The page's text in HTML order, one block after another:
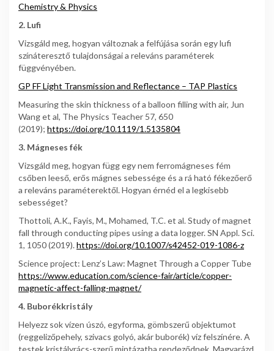
Chemistry & Physics
2. Lufi
Vizsgáld meg, hogyan változnak a felfújása során egy lufi
színáteresztő tulajdonságai a releváns paraméterek
függvényében.
GP FF Light Transmission and Reflectance – TAP Plastics
Measuring the skin thickness of a balloon filling with air, Jun
Wang et al, The Physics Teacher 57, 650
(2019); https://doi.org/10.1119/1.5135804
3. Mágneses fék
Vizsgáld meg, hogyan függ egy nem ferromágneses fém
csőben leeső, erős mágnes sebessége és a rá ható fékezőerő
a releváns paraméterektől. Hogyan érnéd el a legkisebb
sebességet?
Thottoli, A.K., Fayis, M., Mohamed, T.C. et al. Study of magnet
fall through conducting pipes using a data logger. SN Appl. Sci.
1, 1050 (2019).https://doi.org/10.1007/s42452-019-1086-z
Science project: Lenz’s Law: Magnet Through a Copper Tube
https://www.education.com/science-fair/article/copper-
magnetic-affect-falling-magnet/
4. Buborékkristály
Helyezz sok vízen úszó, egyforma, gömbszerű objektumot
(reggelizőpehely, szivacs golyó, akár buborék) víz felszínére. A
testek kristályrács-szerű mintázatba rendeződnek. Magyarázd